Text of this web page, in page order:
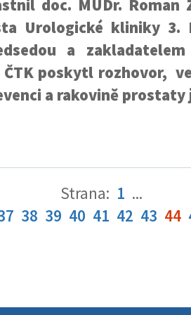
doc. MUDr. Roman
Urologické kliniky
a
ČTK poskytl rozhovor,
a rakovině prostaty
Strana: 1 ...
38 39 40 41 42 43 44